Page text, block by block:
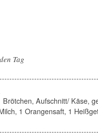
Tag
Aufschnitt/ Käse,
1 Orangensaft, 1